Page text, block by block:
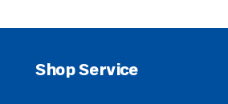
Shop Service